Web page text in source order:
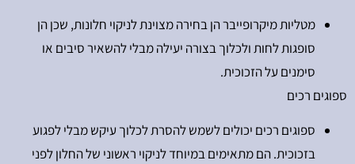
מטליות מיקרופייבר הן בחירה מצוינת לניקוי חלונות, שכן הן
סופגות לחות ולכלוך בצורה יעילה מבלי להשאיר סיבים או
סימנים על הזכוכית.
ספוגים רכים
ספוגים רכים יכולים לשמש להסרת לכלוך עיקש מבלי לפגוע
בזכוכית. הם מתאימים במיוחד לניקוי ראשוני של החלון לפני